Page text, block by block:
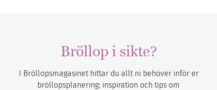
Bröllop i sikte?
I Bröllopsmagasinet hittar du allt ni behöver inför er
bröllopsplanering: inspiration och tips om